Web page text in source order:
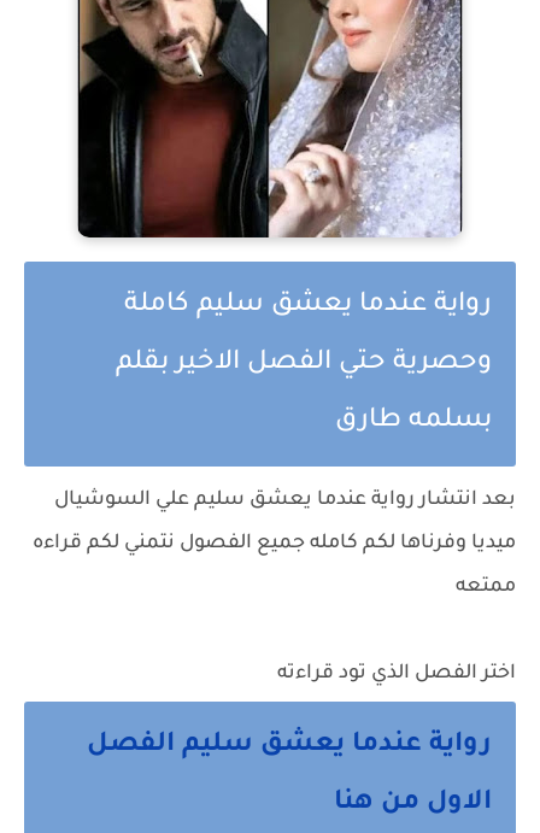
رواية عندما يعشق سليم كاملة
وحصرية حتي الفصل الاخير بقلم
بسلمه طارق
بعد انتشار رواية عندما يعشق سليم علي السوشيال
ميديا وفرناها لكم كامله جميع الفصول نتمني لكم قراءه
ممتعه
اختر الفصل الذي تود قراءته
رواية عندما يعشق سليم الفصل
الاول من هنا